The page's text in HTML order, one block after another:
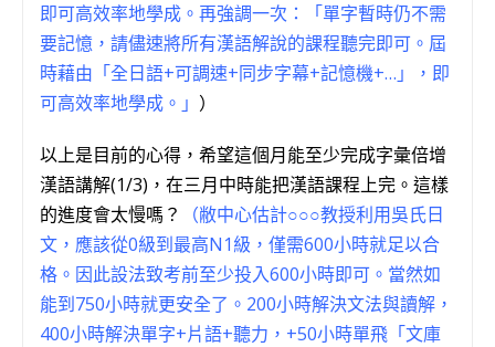
即可高效率地學成。再強調一次：「單字暫時仍不需
要記憶，請儘速將所有漢語解說的課程聽完即可。屆
時藉由「全日語+可調速+同步字幕+記憶機+…」，即
可高效率地學成。」 ）
以上是目前的心得，希望這個月能至少完成字彙倍增
漢語講解(1/3)，在三月中時能把漢語課程上完。這樣
的進度會太慢嗎？
（敝中心估計○○○教授利用吳氏日
文，應該從0級到最高N1級，僅需600小時就足以合
格。因此設法致考前至少投入600小時即可。當然如
能到750小時就更安全了。200小時解決文法與讀解，
400小時解決單字+片語+聽力，+50小時單飛「文庫